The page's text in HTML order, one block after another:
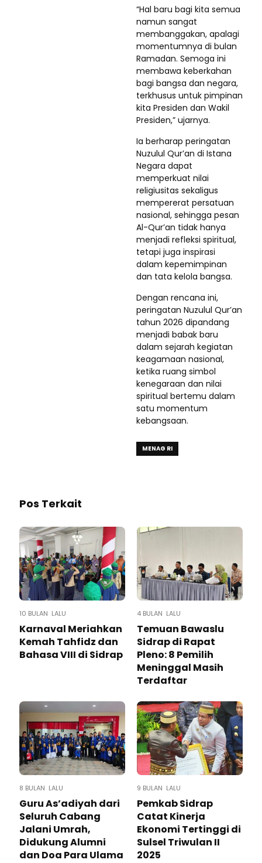
“Hal baru bagi kita semua
namun sangat
membanggakan, apalagi
momentumnya di bulan
Ramadan. Semoga ini
membawa keberkahan
bagi bangsa dan negara,
terkhusus untuk pimpinan
kita Presiden dan Wakil
Presiden,” ujarnya.
Ia berharap peringatan
Nuzulul Qur’an di Istana
Negara dapat
memperkuat nilai
religiusitas sekaligus
mempererat persatuan
nasional, sehingga pesan
Al-Qur’an tidak hanya
menjadi refleksi spiritual,
tetapi juga inspirasi
dalam kepemimpinan
dan tata kelola bangsa.
Dengan rencana ini,
peringatan Nuzulul Qur’an
tahun 2026 dipandang
menjadi babak baru
dalam sejarah kegiatan
keagamaan nasional,
ketika ruang simbol
kenegaraan dan nilai
spiritual bertemu dalam
satu momentum
kebangsaan.
MENAG RI
Pos Terkait
10 BULAN LALU
Karnaval Meriahkan
Kemah Tahfidz dan
Bahasa VIII di Sidrap
4 BULAN LALU
Temuan Bawaslu
Sidrap di Rapat
Pleno: 8 Pemilih
Meninggal Masih
Terdaftar
8 BULAN LALU
Guru As’adiyah dari
Seluruh Cabang
Jalani Umrah,
Didukung Alumni
dan Doa Para Ulama
9 BULAN LALU
Pemkab Sidrap
Catat Kinerja
Ekonomi Tertinggi di
Sulsel Triwulan II
2025